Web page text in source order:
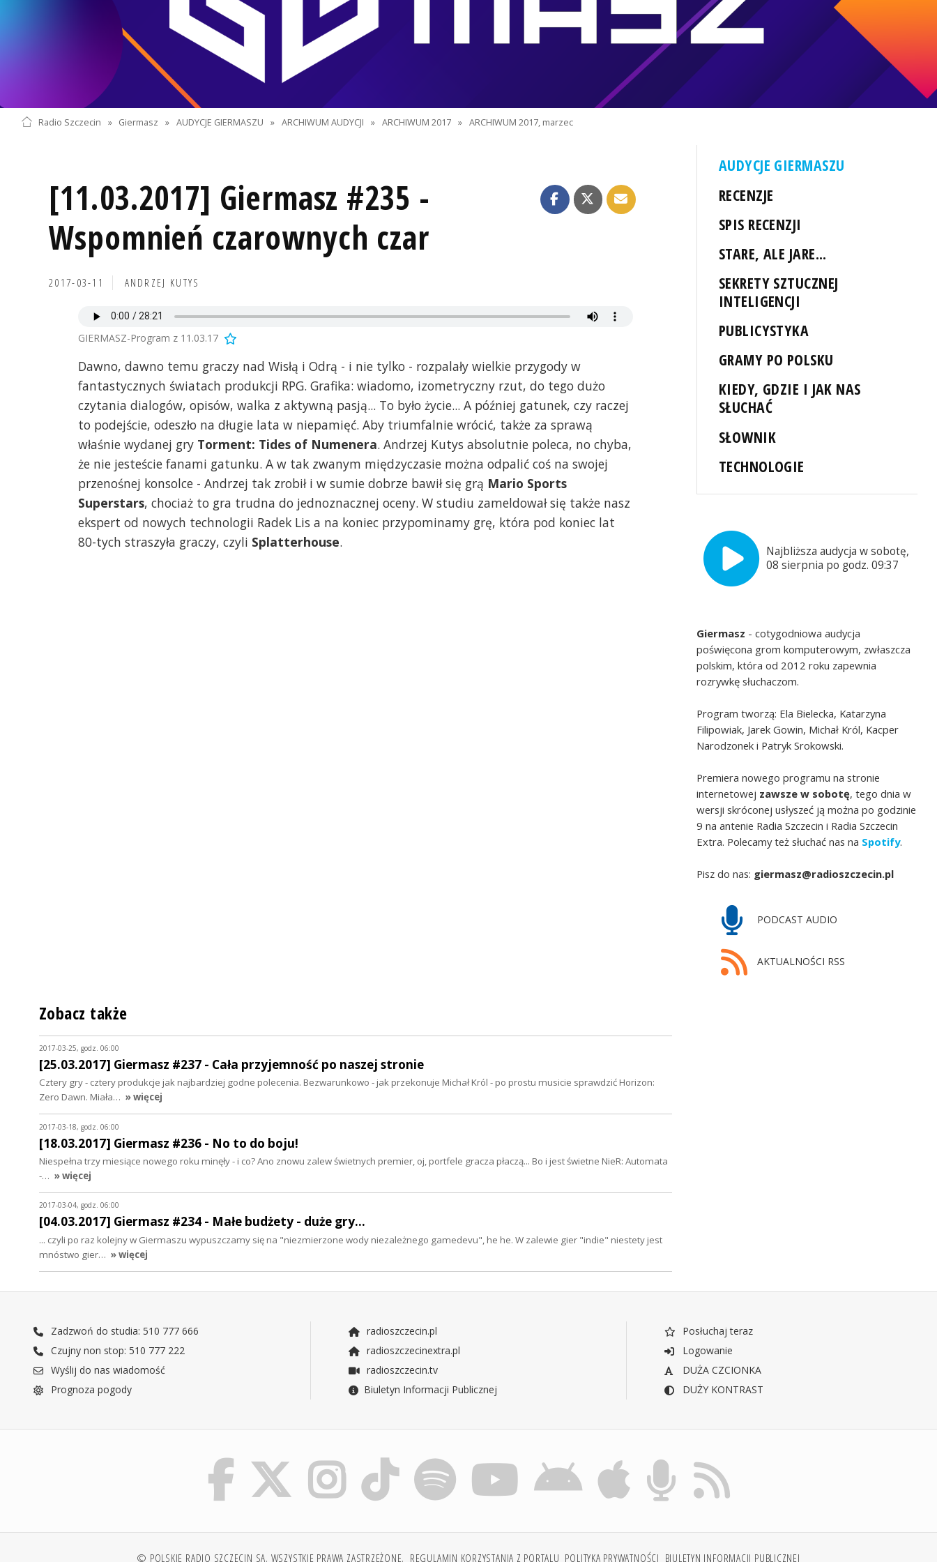
Radio Szczecin » Giermasz » AUDYCJE GIERMASZU » ARCHIWUM AUDYCJI » ARCHIWUM 2017 » ARCHIWUM 2017, marzec
[11.03.2017] Giermasz #235 -
Wspomnień czarownych czar
2017-03-11 ANDRZEJ KUTYS
GIERMASZ-Program z 11.03.17
Dawno, dawno temu graczy nad Wisłą i Odrą - i nie tylko - rozpalały wielkie przygody w
fantastycznych światach produkcji RPG. Grafika: wiadomo, izometryczny rzut, do tego dużo
czytania dialogów, opisów, walka z aktywną pasją... To było życie... A później gatunek, czy raczej
to podejście, odeszło na długie lata w niepamięć. Aby triumfalnie wrócić, także za sprawą
właśnie wydanej gry Torment: Tides of Numenera. Andrzej Kutys absolutnie poleca, no chyba,
że nie jesteście fanami gatunku. A w tak zwanym międzyczasie można odpalić coś na swojej
przenośnej konsolce - Andrzej tak zrobił i w sumie dobrze bawił się grą Mario Sports
Superstars, chociaż to gra trudna do jednoznacznej oceny. W studiu zameldował się także nasz
ekspert od nowych technologii Radek Lis a na koniec przypominamy grę, która pod koniec lat
80-tych straszyła graczy, czyli Splatterhouse.
AUDYCJE GIERMASZU
RECENZJE
SPIS RECENZJI
STARE, ALE JARE...
SEKRETY SZTUCZNEJ
INTELIGENCJI
PUBLICYSTYKA
GRAMY PO POLSKU
KIEDY, GDZIE I JAK NAS
SŁUCHAĆ
SŁOWNIK
TECHNOLOGIE
Najbliższa audycja w sobotę,
08 sierpnia po godz. 09:37
Giermasz - cotygodniowa audycja
poświęcona grom komputerowym, zwłaszcza
polskim, która od 2012 roku zapewnia
rozrywkę słuchaczom.
Program tworzą: Ela Bielecka, Katarzyna
Filipowiak, Jarek Gowin, Michał Król, Kacper
Narodzonek i Patryk Srokowski.
Premiera nowego programu na stronie
internetowej zawsze w sobotę, tego dnia w
wersji skróconej usłyszeć ją można po godzinie
9 na antenie Radia Szczecin i Radia Szczecin
Extra. Polecamy też słuchać nas na Spotify.
Pisz do nas: giermasz@radioszczecin.pl
PODCAST AUDIO
AKTUALNOŚCI RSS
Zobacz także
2017-03-25, godz. 06:00
[25.03.2017] Giermasz #237 - Cała przyjemność po naszej stronie
Cztery gry - cztery produkcje jak najbardziej godne polecenia. Bezwarunkowo - jak przekonuje Michał Król - po prostu musicie sprawdzić Horizon:
Zero Dawn. Miała… » więcej
2017-03-18, godz. 06:00
[18.03.2017] Giermasz #236 - No to do boju!
Niespełna trzy miesiące nowego roku minęły - i co? Ano znowu zalew świetnych premier, oj, portfele gracza płaczą... Bo i jest świetne NieR: Automata
-… » więcej
2017-03-04, godz. 06:00
[04.03.2017] Giermasz #234 - Małe budżety - duże gry...
... czyli po raz kolejny w Giermaszu wypuszczamy się na "niezmierzone wody niezależnego gamedevu", he he. W zalewie gier "indie" niestety jest
mnóstwo gier… » więcej
Zadzwoń do studia: 510 777 666
Czujny non stop: 510 777 222
Wyślij do nas wiadomość
Prognoza pogody
radioszczecin.pl
radioszczecinextra.pl
radioszczecin.tv
Biuletyn Informacji Publicznej
Posłuchaj teraz
Logowanie
DUŻA CZCIONKA
DUŻY KONTRAST
© POLSKIE RADIO SZCZECIN SA. WSZYSTKIE PRAWA ZASTRZEŻONE. REGULAMIN KORZYSTANIA Z PORTALU POLITYKA PRYWATNOŚCI BIULETYN INFORMACJI PUBLICZNEJ